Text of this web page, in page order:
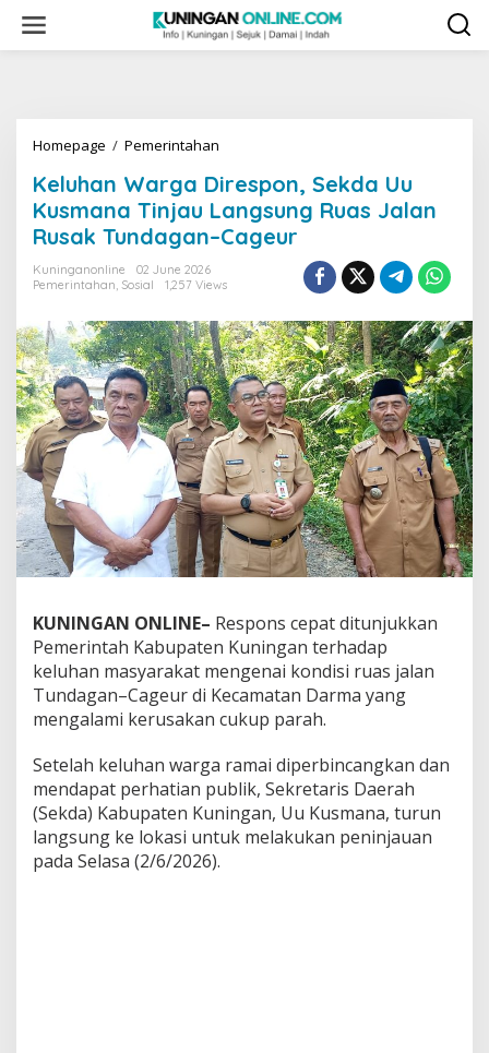
content
Homepage / Pemerintahan
Direspon,
Sekda
Uu
Kusmana
Langsung
Jalan
Rusak
Tundagan–
Cageur
Keluhan Warga Direspon, Sekda Uu
Kusmana Tinjau Langsung Ruas Jalan
Rusak Tundagan–Cageur
Kuninganonline
02 June 2026
Pemerintahan, Sosial 1,257 Views
KUNINGAN ONLINE– Respons cepat ditunjukkan
Pemerintah Kabupaten Kuningan terhadap
keluhan masyarakat mengenai kondisi ruas jalan
Tundagan–Cageur di Kecamatan Darma yang
mengalami kerusakan cukup parah.
Setelah keluhan warga ramai diperbincangkan dan
mendapat perhatian publik, Sekretaris Daerah
(Sekda) Kabupaten Kuningan, Uu Kusmana, turun
langsung ke lokasi untuk melakukan peninjauan
pada Selasa (2/6/2026).